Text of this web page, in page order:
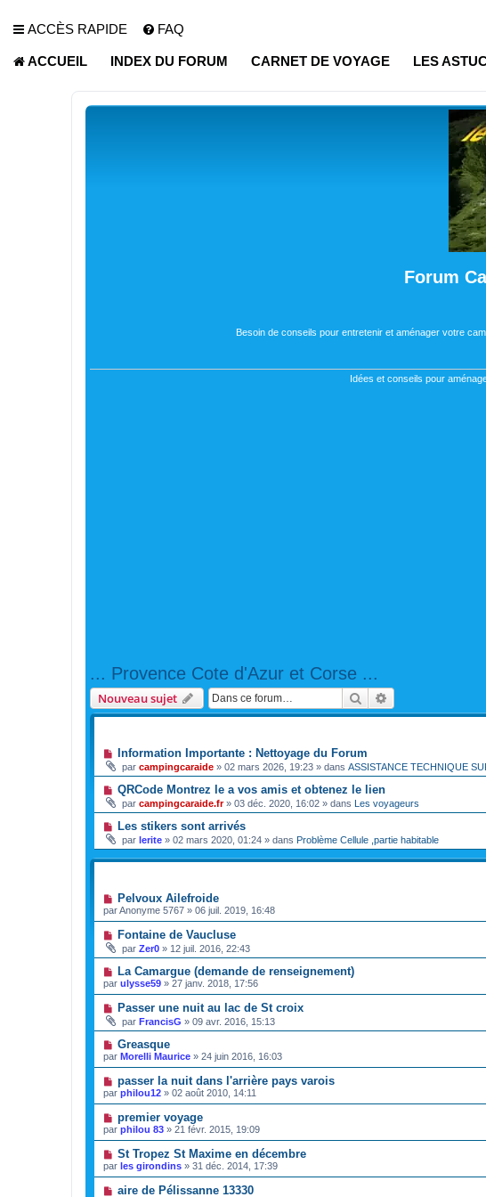
ACCÈS RAPIDE FAQ
ACCUEIL INDEX DU FORUM CARNET DE VOYAGE LES
Forum
Besoin de conseils pour entretenir et aménager votre
Idées et conseils pour
... Provence Cote d'Azur et Corse ...
Nouveau sujet Rechercher
Information Importante : Nettoyage du Forum
par campingcaraide » 02 mars 2026, 19:23 » dans ASSISTANCE TECHNIQUE
QRCode Montrez le a vos amis et obtenez le lien
par campingcaraide.fr» 03 déc. 2020, 16:02 » dans Les voyageurs
Les stikers sont arrivés
par lerite » 02 mars 2020, 01:24 » dans Problème Cellule ,partie habitable
Pelvoux Ailefroide
parAnonyme 5767 » 06 juil. 2019, 16:48
Fontaine de Vaucluse
par Zer0 » 12 juil. 2016, 22:43
La Camargue (demande de renseignement)
par ulysse59 » 27 janv. 2018, 17:56
Passer une nuit au lac de St croix
par FrancisG » 09 avr. 2016, 15:13
Greasque
par Morelli Maurice » 24 juin 2016, 16:03
passer la nuit dans l'arrière pays varois
par philou12 » 02 août 2010, 14:11
premier voyage
par philou 83 » 21 févr. 2015, 19:09
St Tropez St Maxime en décembre
par les girondins » 31 déc. 2014, 17:39
aire de Pélissanne 13330